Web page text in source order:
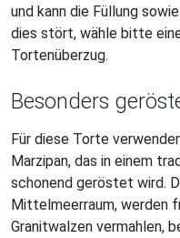
und kann die Füllung
dies stört, wähle bitte
Tortenüberzug.
Besonders
Für diese Torte
Marzipan, das in einem
schonend geröstet wird.
Mittelmeerraum, werden
Granitwalzen vermahlen,